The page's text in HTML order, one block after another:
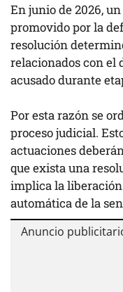
En junio de 2026,
promovido por la
resolución
relacionados con el
acusado durante
Por esta razón se
proceso judicial.
actuaciones
que exista una
implica la
automática de la